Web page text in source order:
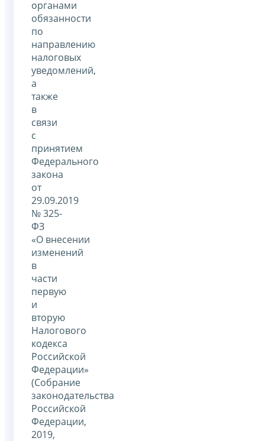
органами
обязанности
по
направлению
налоговых
уведомлений,
а
также
в
связи
с
принятием
Федерального
закона
от
29.09.2019
№ 325-
ФЗ
«О внесении
изменений
в
части
первую
и
вторую
Налогового
кодекса
Российской
Федерации»
(Собрание
законодательства
Российской
Федерации,
2019,